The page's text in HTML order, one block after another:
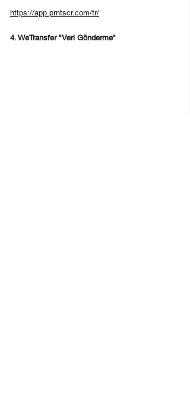
https://app.prntscr.com/tr/
4. WeTransfer "Veri Gönderme"